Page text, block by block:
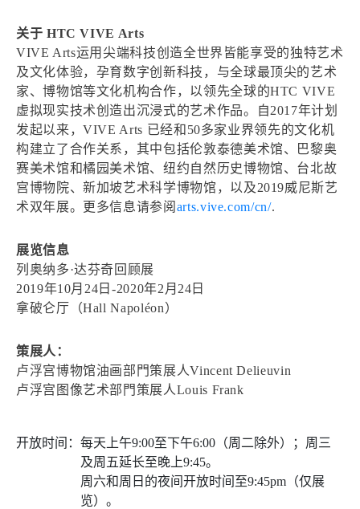
关于 HTC VIVE Arts
VIVE Arts运用尖端科技创造全世界皆能享受的独特艺术
及文化体验，孕育数字创新科技，与全球最顶尖的艺术
家、博物馆等文化机构合作，以领先全球的HTC VIVE
虚拟现实技术创造出沉浸式的艺术作品。自2017年计划
发起以来，VIVE Arts 已经和50多家业界领先的文化机
构建立了合作关系，其中包括伦敦泰德美术馆、巴黎奥
赛美术馆和橘园美术馆、纽约自然历史博物馆、台北故
宫博物院、新加坡艺术科学博物馆，以及2019威尼斯艺
术双年展。更多信息请参阅 arts.vive.com/cn/.
展览信息
列奥纳多·达芬奇回顾展
2019年10月24日-2020年2月24日
拿破仑厅（Hall Napoléon）
策展人：
卢浮宫博物馆油画部門策展人Vincent Delieuvin
卢浮宫图像艺术部門策展人Louis Frank
开放时间： 每天上午9:00至下午6:00（周二除外）；周三
及周五延长至晚上9:45。
周六和周日的夜间开放时间至9:45pm（仅展
览）。